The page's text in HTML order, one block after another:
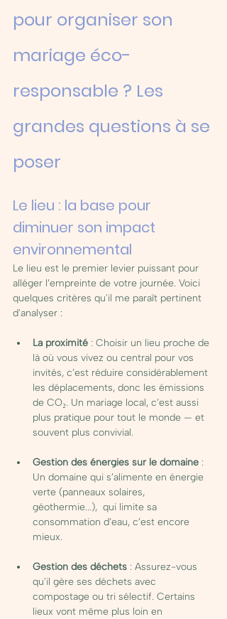
pour organiser son
mariage éco-
responsable ? Les
grandes questions à se
poser
Le lieu : la base pour
diminuer son impact
environnemental
Le lieu est le premier levier puissant pour
alléger l’empreinte de votre journée. Voici
quelques critères qu'il me paraît pertinent
d'analyser :
La proximité : Choisir un lieu proche de
là où vous vivez ou central pour vos
invités, c’est réduire considérablement
les déplacements, donc les émissions
de CO₂. Un mariage local, c’est aussi
plus pratique pour tout le monde — et
souvent plus convivial.
Gestion des énergies sur le domaine :
Un domaine qui s’alimente en énergie
verte (panneaux solaires,
géothermie...),  qui limite sa
consommation d’eau, c’est encore
mieux.
Gestion des déchets : Assurez-vous
qu'il gère ses déchets avec
compostage ou tri sélectif. Certains
lieux vont même plus loin en